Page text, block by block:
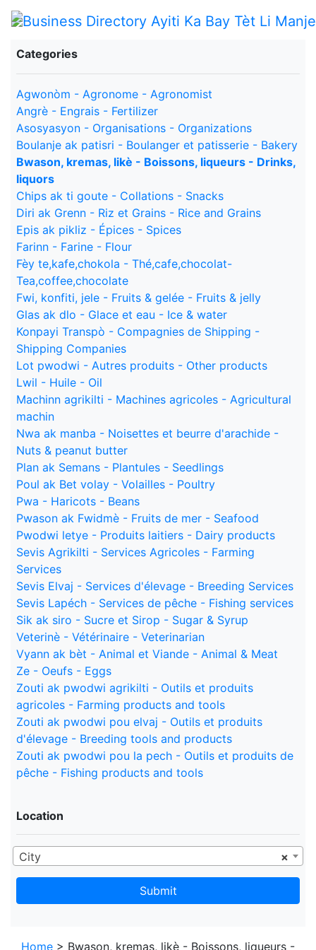
Categories
Agwonòm - Agronome - Agronomist
Angrè - Engrais - Fertilizer
Asosyasyon - Organisations - Organizations
Boulanje ak patisri - Boulanger et patisserie - Bakery
Bwason, kremas, likè - Boissons, liqueurs - Drinks,
liquors
Chips ak ti goute - Collations - Snacks
Diri ak Grenn - Riz et Grains - Rice and Grains
Epis ak pikliz - Épices - Spices
Farinn - Farine - Flour
Fèy te,kafe,chokola - Thé,cafe,chocolat-
Tea,coffee,chocolate
Fwi, konfiti, jele - Fruits & gelée - Fruits & jelly
Glas ak dlo - Glace et eau - Ice & water
Konpayi Transpò - Compagnies de Shipping -
Shipping Companies
Lot pwodwi - Autres produits - Other products
Lwil - Huile - Oil
Machinn agrikilti - Machines agricoles - Agricultural
machin
Nwa ak manba - Noisettes et beurre d'arachide -
Nuts & peanut butter
Plan ak Semans - Plantules - Seedlings
Poul ak Bet volay - Volailles - Poultry
Pwa - Haricots - Beans
Pwason ak Fwidmè - Fruits de mer - Seafood
Pwodwi letye - Produits laitiers - Dairy products
Sevis Agrikilti - Services Agricoles - Farming
Services
Sevis Elvaj - Services d'élevage - Breeding Services
Sevis Lapéch - Services de pêche - Fishing services
Sik ak siro - Sucre et Sirop - Sugar & Syrup
Veterinè - Vétérinaire - Veterinarian
Vyann ak bèt - Animal et Viande - Animal & Meat
Ze - Oeufs - Eggs
Zouti ak pwodwi agrikilti - Outils et produits
agricoles - Farming products and tools
Zouti ak pwodwi pou elvaj - Outils et produits
d'élevage - Breeding tools and products
Zouti ak pwodwi pou la pech - Outils et produits de
pêche - Fishing products and tools
Location
×
City
Submit
Home > Bwason, kremas, likè - Boissons, liqueurs -